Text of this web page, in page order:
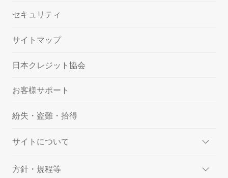
セキュリティ
サイトマップ
日本クレジット協会
お客様サポート
紛失・盗難・拾得
サイトについて
方針・規程等